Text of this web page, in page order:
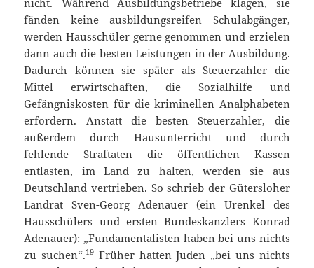
nicht. Während Ausbildungsbetriebe klagen, sie
fänden keine ausbildungsreifen Schulabgänger,
werden Hausschüler gerne genommen und erzielen
dann auch die besten Leistungen in der Ausbildung.
Dadurch können sie später als Steuerzahler die
Mittel erwirtschaften, die Sozialhilfe und
Gefängniskosten für die kriminellen Analphabeten
erfordern. Anstatt die besten Steuerzahler, die
außerdem durch Hausunterricht und durch
fehlende Straftaten die öffentlichen Kassen
entlasten, im Land zu halten, werden sie aus
Deutschland vertrieben. So schrieb der Gütersloher
Landrat Sven-Georg Adenauer (ein Urenkel des
Hausschülers und ersten Bundeskanzlers Konrad
Adenauer): „Fundamentalisten haben bei uns nichts
zu suchen“.19 Früher hatten Juden „bei uns nichts